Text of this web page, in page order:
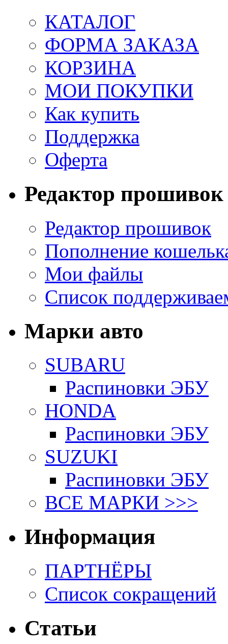
КАТАЛОГ
ФОРМА ЗАКАЗА
КОРЗИНА
МОИ ПОКУПКИ
Как купить
Поддержка
Оферта
Редактор прошивок
Редактор прошивок
Пополнение
Мои файлы
Список
Марки авто
SUBARU
Распиновки ЭБУ
HONDA
Распиновки ЭБУ
SUZUKI
Распиновки ЭБУ
ВСЕ МАРКИ >>>
Информация
ПАРТНЁРЫ
Список сокращений
Статьи